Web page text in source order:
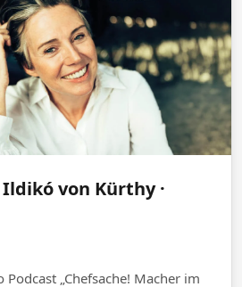
von Kürthy ·
Podcast „Chefsache! Macher im